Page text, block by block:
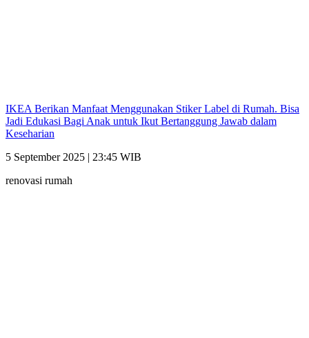
IKEA Berikan Manfaat Menggunakan Stiker Label di Rumah. Bisa
Jadi Edukasi Bagi Anak untuk Ikut Bertanggung Jawab dalam
Keseharian
5 September 2025 | 23:45 WIB
renovasi rumah